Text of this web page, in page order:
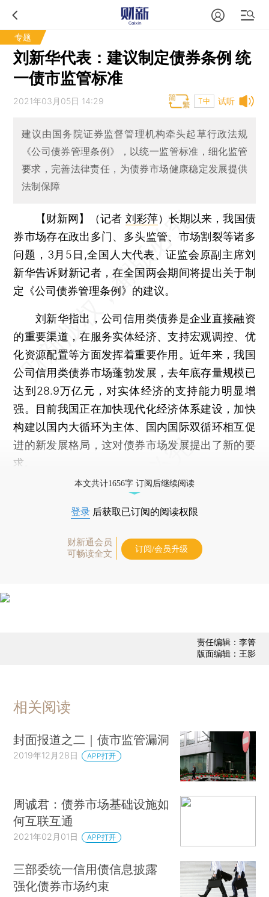
专题
刘新华代表：建议制定债券条例 统
一债市监管标准
试听
2021年03月05日 14:29 T中
建议由国务院证券监督管理机构牵头起草行政法规
《公司债券管理条例》，以统一监管标准，细化监管
要求，完善法律责任，为债券市场健康稳定发展提供
法制保障
【财新网】（记者 刘彩萍） 长期以来，我国债
券市场存在政出多门、多头监管、市场割裂等诸多
问题，3月5日,全国人大代表、证监会原副主席刘
新华告诉财新记者，在全国两会期间将提出关于制
定《公司债券管理条例》的建议。
刘新华指出，公司信用类债券是企业直接融资
的重要渠道，在服务实体经济、支持宏观调控、优
化资源配置等方面发挥着重要作用。近年来，我国
公司信用类债券市场蓬勃发展，去年底存量规模已
达到28.9万亿元，对实体经济的支持能力明显增
强。目前我国正在加快现代化经济体系建设，加快
构建以国内大循环为主体、国内国际双循环相互促
进的新发展格局，这对债券市场发展提出了新的要
求。
本文共计1656字 订阅后继续阅读
登录 后获取已订阅的阅读权限
财新通会员
可畅读全文
订阅/会员升级
责任编辑：李箐
版面编辑：王影
相关阅读
封面报道之二｜债市监管漏洞
2019年12月28日 APP打开
周诚君：债券市场基础设施如
何互联互通
2021年02月01日 APP打开
三部委统一信用债信息披露
强化债券市场约束